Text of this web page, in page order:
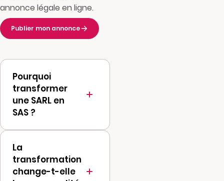
annonce légale en ligne.
Publier mon annonce
Pourquoi
transformer
une SARL en
SAS ?
permet de
bénéficier de la
flexibilité de la SAS :
La
transformation
change-t-elle